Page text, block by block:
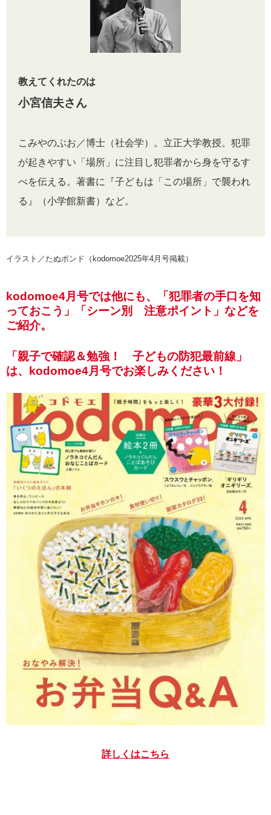
教えてくれたのは
小宮信夫さん
こみやのぶお／博士（社会学）。立正大学教授。犯罪
が起きやすい「場所」に注目し犯罪者から身を守るす
べを伝える。著書に『子どもは「この場所」で襲われ
る』（小学館新書）など。
イラスト／たぬポンド（kodomoe2025年4月号掲載）
kodomoe4月号では他にも、「犯罪者の手口を知
っておこう」「シーン別 注意ポイント」などを
ご紹介。
「親子で確認＆勉強！ 子どもの防犯最前線」
は、kodomoe4月号でお楽しみください！
詳しくはこちら